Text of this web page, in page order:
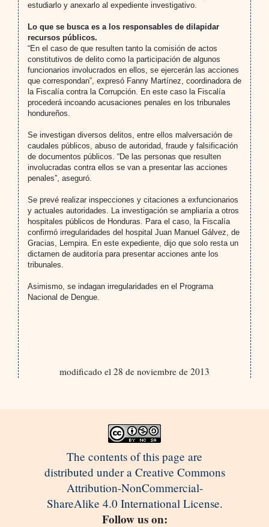
estudiarlo y anexarlo al expediente investigativo.
Lo que se busca es a los responsables de dilapidar
recursos públicos.
“En el caso de que resulten tanto la comisión de actos
constitutivos de delito como la participación de algunos
funcionarios involucrados en ellos, se ejercerán las acciones
que correspondan”, expresó Fanny Martínez, coordinadora de
la Fiscalía contra la Corrupción. En este caso la Fiscalía
procederá incoando acusaciones penales en los tribunales
hondureños.
Se investigan diversos delitos, entre ellos malversación de
caudales públicos, abuso de autoridad, fraude y falsificación
de documentos públicos. “De las personas que resulten
involucradas contra ellos se van a presentar las acciones
penales”, aseguró.
Se prevé realizar inspecciones y citaciones a exfuncionarios
y actuales autoridades. La investigación se ampliaría a otros
hospitales públicos de Honduras. Para el caso, la Fiscalía
confirmó irregularidades del hospital Juan Manuel Gálvez, de
Gracias, Lempira. En este expediente, dijo que solo resta un
dictamen de auditoría para presentar acciones ante los
tribunales.
Asimismo, se indagan irregularidades en el Programa
Nacional de Dengue.
modificado el 28 de noviembre de 2013
The contents of this page are
distributed under a Creative Commons
Attribution-NonCommercial-
ShareAlike 4.0 International License.
Follow us on: